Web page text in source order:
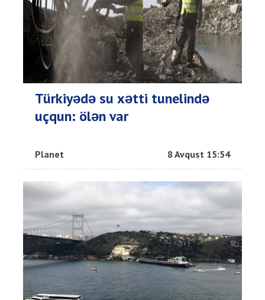
Türkiyədə su xətti tunelində
uçqun: ölən var
Planet 8 Avqust 15:54